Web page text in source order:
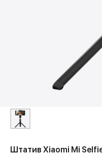
Штатив Xiaomi Mi